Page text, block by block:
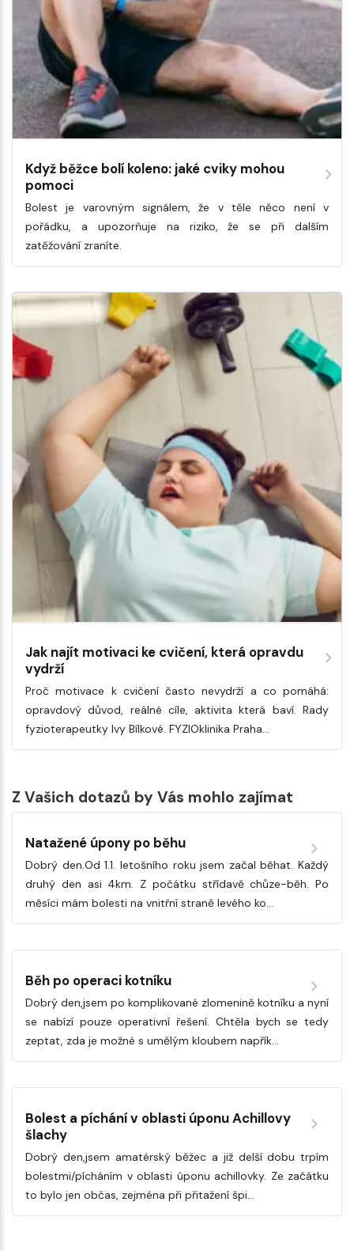
Když běžce bolí koleno: jaké cviky mohou
pomoci
Bolest je varovným signálem, že v těle něco není v
pořádku, a upozorňuje na riziko, že se při dalším
zatěžování zraníte.
Jak najít motivaci ke cvičení, která opravdu
vydrží
Proč motivace k cvičení často nevydrží a co pomáhá:
opravdový důvod, reálné cíle, aktivita která baví. Rady
fyzioterapeutky Ivy Bílkové. FYZIOklinika Praha…
Z Vašich dotazů by Vás mohlo zajímat
Natažené úpony po běhu
Dobrý den.Od 1.1. letošního roku jsem začal běhat. Každý
druhý den asi 4km. Z počátku střídavě chůze-běh. Po
měsíci mám bolesti na vnitřní straně levého ko…
Běh po operaci kotníku
Dobrý den,jsem po komplikované zlomenině kotníku a nyní
se nabízí pouze operativní řešení. Chtěla bych se tedy
zeptat, zda je možné s umělým kloubem napřík…
Bolest a píchání v oblasti úponu Achillovy
šlachy
Dobrý den,jsem amatérský běžec a již delší dobu trpím
bolestmi/pícháním v oblasti úponu achillovky. Ze začátku
to bylo jen občas, zejména při přitažení špi…